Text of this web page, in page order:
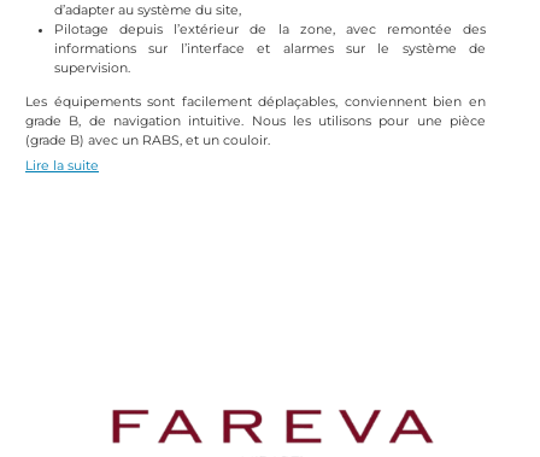
d’adapter au système du site,
Pilotage depuis l’extérieur de la zone, avec remontée des
informations sur l’interface et alarmes sur le système de
supervision.
Les équipements sont facilement déplaçables, conviennent bien en
grade B, de navigation intuitive. Nous les utilisons pour une pièce
(grade B) avec un RABS, et un couloir.
Lire la suite